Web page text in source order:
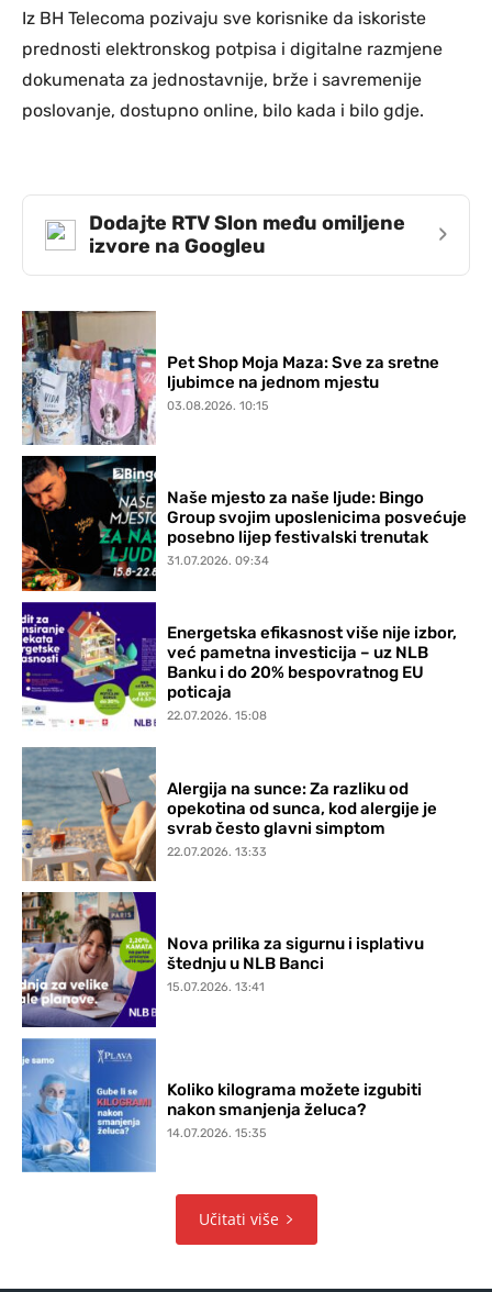
Iz BH Telecoma pozivaju sve korisnike da iskoriste
prednosti elektronskog potpisa i digitalne razmjene
dokumenata za jednostavnije, brže i savremenije
poslovanje, dostupno online, bilo kada i bilo gdje.
Dodajte RTV Slon među omiljene
izvore na Googleu
›
Pet Shop Moja Maza: Sve za sretne
ljubimce na jednom mjestu
03.08.2026. 10:15
Naše mjesto za naše ljude: Bingo
Group svojim uposlenicima posvećuje
posebno lijep festivalski trenutak
31.07.2026. 09:34
Energetska efikasnost više nije izbor,
već pametna investicija – uz NLB
Banku i do 20% bespovratnog EU
poticaja
22.07.2026. 15:08
Alergija na sunce: Za razliku od
opekotina od sunca, kod alergije je
svrab često glavni simptom
22.07.2026. 13:33
Nova prilika za sigurnu i isplativu
štednju u NLB Banci
15.07.2026. 13:41
Koliko kilograma možete izgubiti
nakon smanjenja želuca?
14.07.2026. 15:35
Učitati više